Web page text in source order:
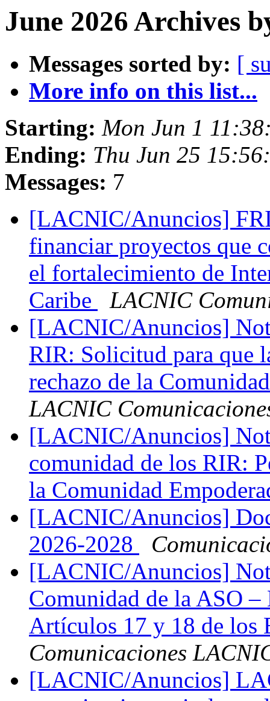
June 2026 Archives
Messages sorted by: [
More info on this list...
Starting: Mon Jun 1
Ending: Thu Jun 25
Messages: 7
[LACNIC/Anuncios]
financiar proyectos que
el fortalecimiento de
Caribe
LACNIC
[LACNIC/Anuncios]
RIR: Solicitud para que
rechazo de la
LACNIC
[LACNIC/Anuncios]
comunidad de los RIR:
la Comunidad
[LACNIC/Anuncios]
2026-2028
[LACNIC/Anuncios]
Comunidad de la ASO –
Artículos 17 y 18 de los
Comunicaciones
[LACNIC/Anuncios]